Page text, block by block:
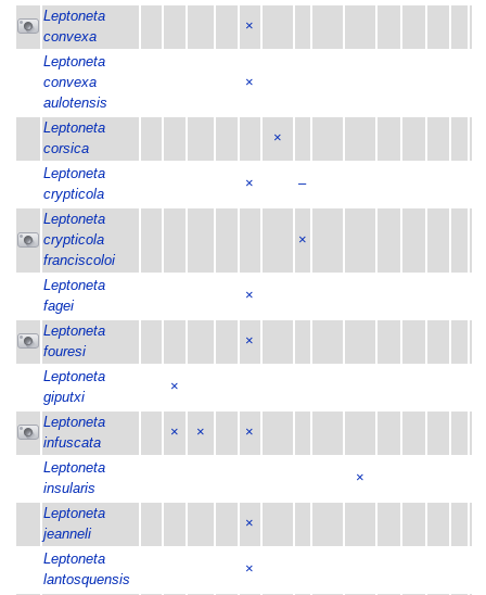
Leptoneta
convexa
×
Leptoneta
convexa
aulotensis
×
Leptoneta
corsica
×
Leptoneta
crypticola
× –
Leptoneta
crypticola
franciscoloi
×
Leptoneta
fagei
×
Leptoneta
fouresi
×
Leptoneta
giputxi
×
Leptoneta
infuscata
× × ×
Leptoneta
insularis
×
Leptoneta
jeanneli
×
Leptoneta
lantosquensis
×